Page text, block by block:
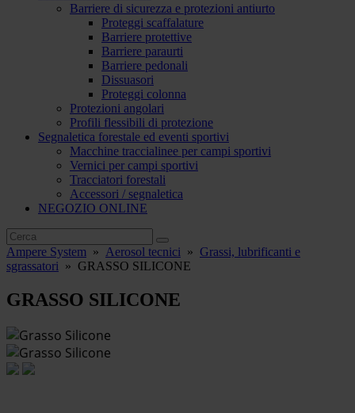
Barriere di sicurezza e protezioni antiurto
Proteggi scaffalature
Barriere protettive
Barriere paraurti
Barriere pedonali
Dissuasori
Proteggi colonna
Protezioni angolari
Profili flessibili di protezione
Segnaletica forestale ed eventi sportivi
Macchine traccialinee per campi sportivi
Vernici per campi sportivi
Tracciatori forestali
Accessori / segnaletica
NEGOZIO ONLINE
Ampere System » Aerosol tecnici » Grassi, lubrificanti e
sgrassatori » GRASSO SILICONE
GRASSO SILICONE